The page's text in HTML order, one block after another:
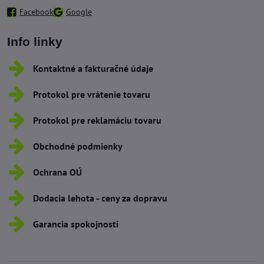
Facebook Google
Info linky
Kontaktné a fakturačné údaje
Protokol pre vrátenie tovaru
Protokol pre reklamáciu tovaru
Obchodné podmienky
Ochrana OÚ
Dodacia lehota - ceny za dopravu
Garancia spokojnosti